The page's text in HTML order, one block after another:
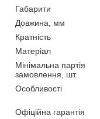
Габарити
Довжина, мм
Кратність
Матеріал
Мінімальна партія
замовлення, шт.
Особливості
Офіційна гарантія